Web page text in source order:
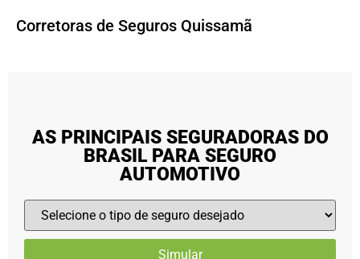
Corretoras de Seguros Quissamã
AS PRINCIPAIS SEGURADORAS DO
BRASIL PARA SEGURO
AUTOMOTIVO